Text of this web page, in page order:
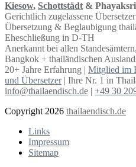
Kiesow, Schottstädt & Phayaksri
Gerichtlich zugelassene
Übersetzung & Beglaubigung
Eheschließung in D-TH
Anerkannt bei allen
Bangkok + thailändischen
20+ Jahre Erfahrung | Mitglied im
und Übersetzer| Ihre Nr. 1 in
info@thailaendisch.de | +49 30
Copyright 2026 thailaendisch.de
Links
Impressum
Sitemap